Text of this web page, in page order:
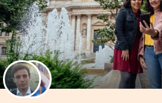
Favori yerel rehberini seç